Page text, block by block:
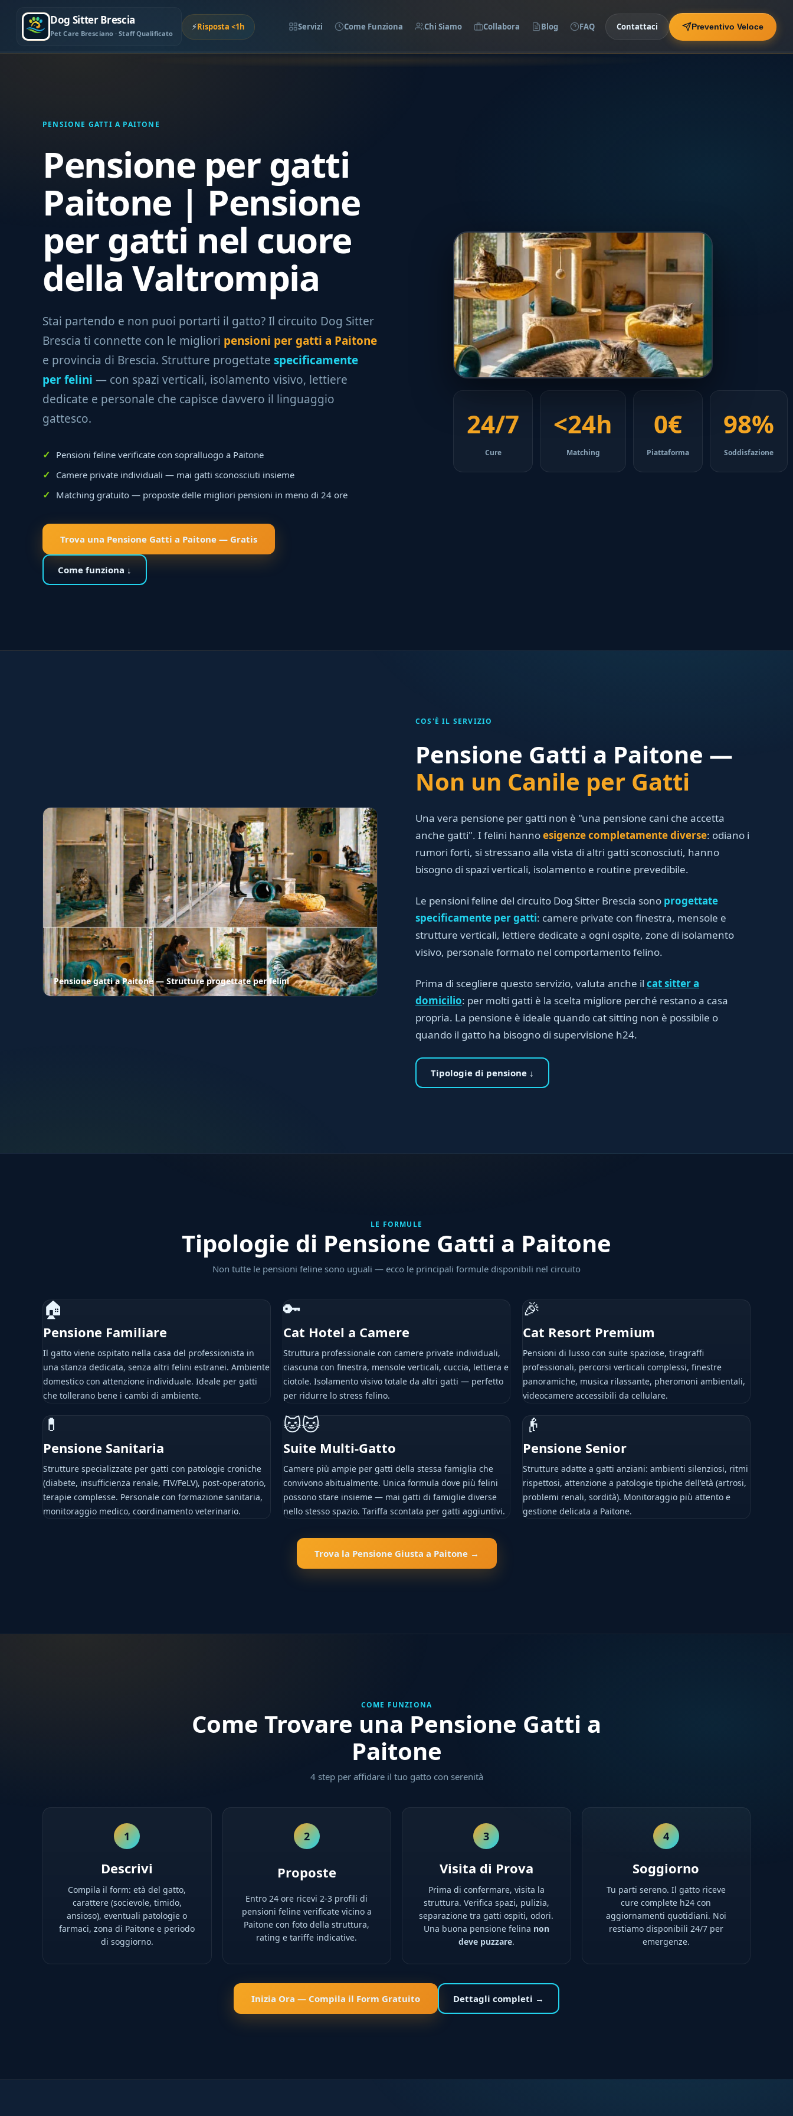
Dog Sitter Brescia
Pet Care Bresciano · Staff Qualificato
⚡Risposta <1h Servizi Come Funziona Chi Siamo Collabora Blog FAQ Contattaci Preventivo Veloce
PENSIONE GATTI A PAITONE
Pensione per gatti
Paitone | Pensione
per gatti nel cuore
della Valtrompia
Stai partendo e non puoi portarti il gatto? Il circuito Dog Sitter
Brescia ti connette con le migliori pensioni per gatti a Paitone
e provincia di Brescia. Strutture progettate specificamente
per felini — con spazi verticali, isolamento visivo, lettiere
dedicate e personale che capisce davvero il linguaggio
gattesco.
Pensioni feline verificate con sopralluogo a Paitone
Camere private individuali — mai gatti sconosciuti insieme
Matching gratuito — proposte delle migliori pensioni in meno di 24 ore
Trova una Pensione Gatti a Paitone — Gratis
Come funziona ↓
24/7
Cure
<24h
Matching
0€
Piattaforma
98%
Soddisfazione
Pensione gatti a Paitone — Strutture progettate per felini
COS'È IL SERVIZIO
Pensione Gatti a Paitone —
Non un Canile per Gatti
Una vera pensione per gatti non è "una pensione cani che accetta
anche gatti". I felini hannoesigenze completamente diverse: odiano i
rumori forti, si stressano alla vista di altri gatti sconosciuti, hanno
bisogno di spazi verticali, isolamento e routine prevedibile.
Le pensioni feline del circuito Dog Sitter Brescia sono progettate
specificamente per gatti: camere private con finestra, mensole e
strutture verticali, lettiere dedicate a ogni ospite, zone di isolamento
visivo, personale formato nel comportamento felino.
Prima di scegliere questo servizio, valuta anche il cat sitter a
domicilio: per molti gatti è la scelta migliore perché restano a casa
propria. La pensione è ideale quando cat sitting non è possibile o
quando il gatto ha bisogno di supervisione h24.
Tipologie di pensione ↓
LE FORMULE
Tipologie di Pensione Gatti a Paitone
Non tutte le pensioni feline sono uguali — ecco le principali formule disponibili nel circuito
🏠
Pensione Familiare
Il gatto viene ospitato nella casa del professionista in
una stanza dedicata, senza altri felini estranei. Ambiente
domestico con attenzione individuale. Ideale per gatti
che tollerano bene i cambi di ambiente.
🔑
Cat Hotel a Camere
Struttura professionale con camere private individuali,
ciascuna con finestra, mensole verticali, cuccia, lettiera e
ciotole. Isolamento visivo totale da altri gatti — perfetto
per ridurre lo stress felino.
🎉
Cat Resort Premium
Pensioni di lusso con suite spaziose, tiragraffi
professionali, percorsi verticali complessi, finestre
panoramiche, musica rilassante, pheromoni ambientali,
videocamere accessibili da cellulare.
💊
Pensione Sanitaria
Strutture specializzate per gatti con patologie croniche
(diabete, insufficienza renale, FIV/FeLV), post-operatorio,
terapie complesse. Personale con formazione sanitaria,
monitoraggio medico, coordinamento veterinario.
🐱🐱
Suite Multi-Gatto
Camere più ampie per gatti della stessa famiglia che
convivono abitualmente. Unica formula dove più felini
possono stare insieme — mai gatti di famiglie diverse
nello stesso spazio. Tariffa scontata per gatti aggiuntivi.
👴
Pensione Senior
Strutture adatte a gatti anziani: ambienti silenziosi, ritmi
rispettosi, attenzione a patologie tipiche dell'età (artrosi,
problemi renali, sordità). Monitoraggio più attento e
gestione delicata a Paitone.
Trova la Pensione Giusta a Paitone →
COME FUNZIONA
Come Trovare una Pensione Gatti a
Paitone
4 step per affidare il tuo gatto con serenità
1
Descrivi
Compila il form: età del gatto,
carattere (socievole, timido,
ansioso), eventuali patologie o
farmaci, zona di Paitone e periodo
di soggiorno.
2
Proposte
Entro 24 ore ricevi 2-3 profili di
pensioni feline verificate vicino a
Paitone con foto della struttura,
rating e tariffe indicative.
3
Visita di Prova
Prima di confermare, visita la
struttura. Verifica spazi, pulizia,
separazione tra gatti ospiti, odori.
Una buona pensione felina non
deve puzzare.
4
Soggiorno
Tu parti sereno. Il gatto riceve
cure complete h24 con
aggiornamenti quotidiani. Noi
restiamo disponibili 24/7 per
emergenze.
Inizia Ora — Compila il Form Gratuito Dettagli completi →